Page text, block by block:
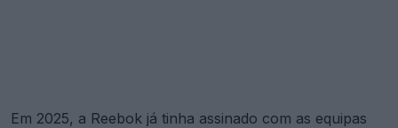
Em 2025, a Reebok já tinha assinado com as equipas